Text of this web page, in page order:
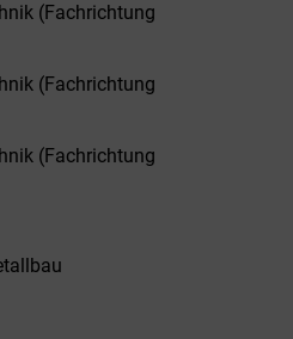
(Fachrichtung
(Fachrichtung
(Fachrichtung